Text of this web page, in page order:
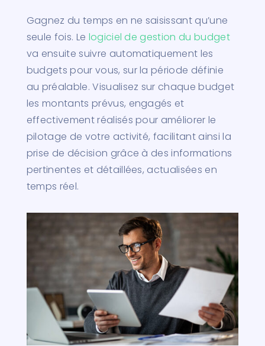
Gagnez du temps en ne saisissant qu’une
seule fois. Le logiciel de gestion du budget
va ensuite suivre automatiquement les
budgets pour vous, sur la période définie
au préalable. Visualisez sur chaque budget
les montants prévus, engagés et
effectivement réalisés pour améliorer le
pilotage de votre activité, facilitant ainsi la
prise de décision grâce à des informations
pertinentes et détaillées, actualisées en
temps réel.